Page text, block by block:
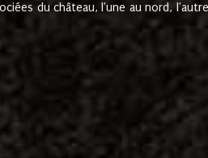
du château, l'une au nord,